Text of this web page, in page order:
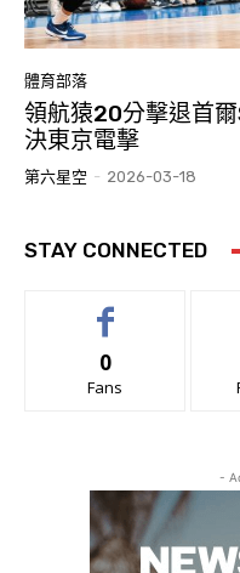
體育部落
領航猿20分擊退首
決東京電擊
第六星空 - 2026-03-18
STAY CONNECTED
0
Fans
-